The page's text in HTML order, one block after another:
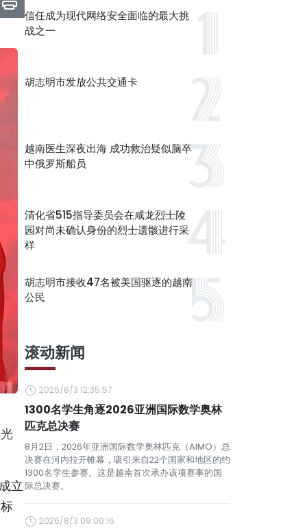
立
信任成为现代网络安全面临的最大挑
战之一
胡志明市发放公共交通卡
越南医生深夜出海 成功救治疑似脑卒
中俄罗斯船员
清化省515指导委员会在咸龙烈士陵
园对尚未确认身份的烈士遗骸进行采
样
胡志明市接收47名被美国驱逐的越南
公民
滚动新闻
2026/8/3 12:35:57
1300名学生角逐2026亚洲国际数学奥林
匹克总决赛
8月2日，2026年亚洲国际数学奥林匹克（AIMO）总
决赛在河内拉开帷幕，吸引来自22个国家和地区的约
1300名学生参赛。这是越南首次承办该项赛事的国
际总决赛。
2026/8/3 09:00:16